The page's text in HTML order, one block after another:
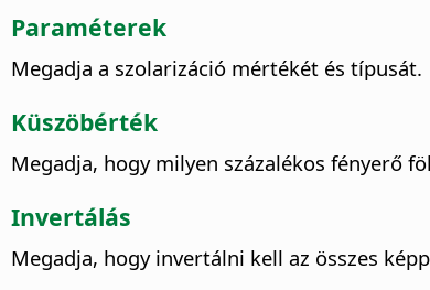
Paraméterek
Megadja a szolarizáció mértékét és típusát.
Küszöbérték
Megadja, hogy milyen százalékos fényerő
Invertálás
Megadja, hogy invertálni kell az összes